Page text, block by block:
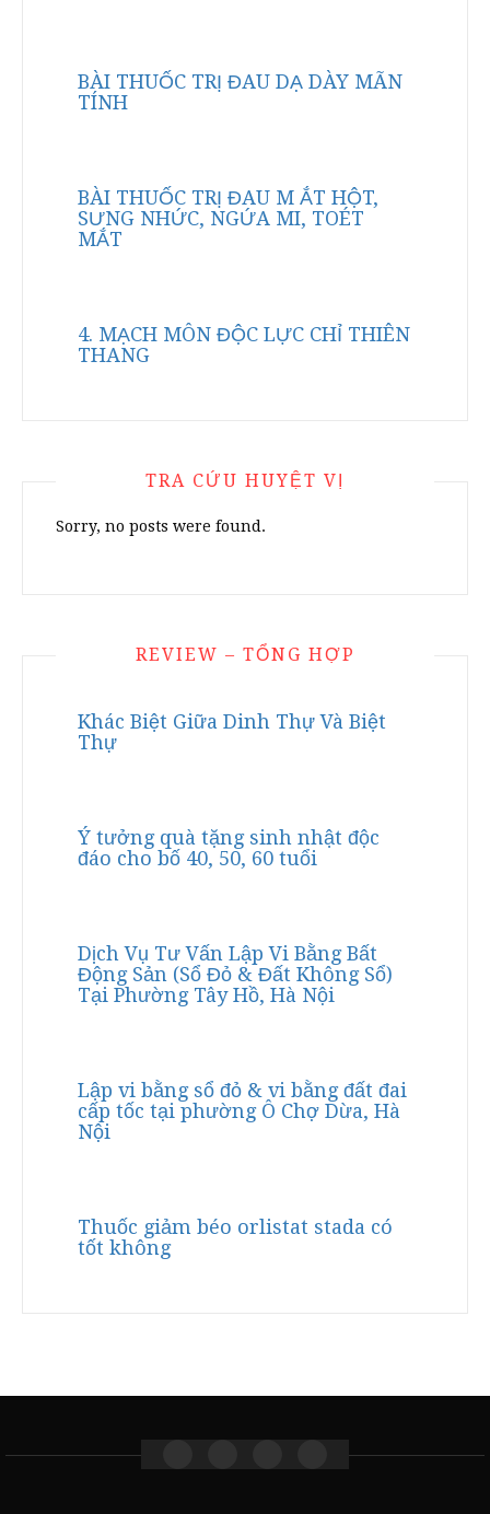
BÀI THUỐC TRỊ ĐAU DẠ DÀY MÃN
TÍNH
BÀI THUỐC TRỊ ĐAU M ẮT HỘT,
SƯNG NHỨC, NGỨA MI, TOÉT
MẮT
4. MẠCH MÔN ĐỘC LỰC CHỈ THIÊN
THANG
TRA CỨU HUYỆT VỊ
Sorry, no posts were found.
REVIEW – TỔNG HỢP
Khác Biệt Giữa Dinh Thự Và Biệt
Thự
Ý tưởng quà tặng sinh nhật độc
đáo cho bố 40, 50, 60 tuổi
Dịch Vụ Tư Vấn Lập Vi Bằng Bất
Động Sản (Sổ Đỏ & Đất Không Sổ)
Tại Phường Tây Hồ, Hà Nội
Lập vi bằng sổ đỏ & vi bằng đất đai
cấp tốc tại phường Ô Chợ Dừa, Hà
Nội
Thuốc giảm béo orlistat stada có
tốt không